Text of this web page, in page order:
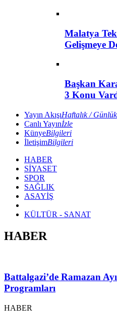
Malatya
Gelişmeye
Başkan
3 Konu
Yayın AkışıHaftalık / Günlük
Canlı Yayınİzle
KünyeBilgileri
İletişimBilgileri
HABER
SİYASET
SPOR
SAĞLIK
ASAYİŞ
KÜLTÜR - SANAT
HABER
Battalgazi’de Ramazan
Programları
HABER